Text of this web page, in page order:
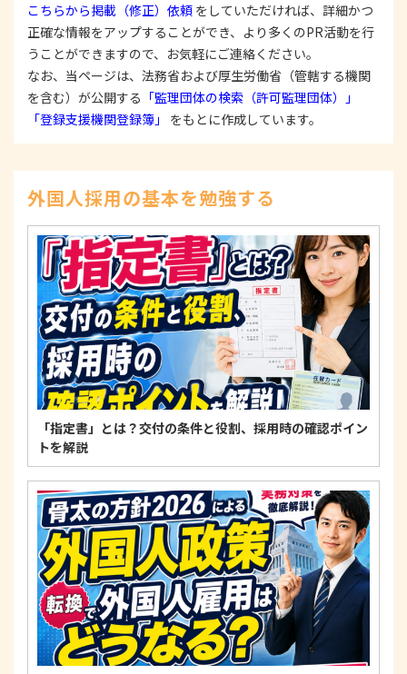
るため、情報セキュリティ対策を始めとする安全措
置を構築し、個人情報への不正アクセス、個人情報
の漏洩、滅失または毀損等の的確な防止とセキュリ
ティの是正に努めます。
3. 苦情および相談等に対する適正な対応について
本人からの苦情および相談があった場合には、適切
示、訂正、削除、または利用もしくは提供の停止等
を求められたときは、適法かつ遅滞なく応じます。
4. 法令・指針・規範の遵守について
適正な個人情報保護の実現のため、個人情報の取扱
いに関する法令、国が定める指針およびその他の規
範を遵守します。
個人情報に関するお問い合わせ窓口
〒125-0061東京都葛飾区亀有3-21-11 藍ビル202
TEL：0120-550-580
株式会社 アルフォース･ワン 個人情報保護担当
こちらから掲載（修正）依頼 をしていただければ、詳細かつ
正確な情報をアップすることができ、より多くのPR活動を行
うことができますので、お気軽にご連絡ください。
なお、当ページは、法務省および厚生労働省（管轄する機関
を含む）が公開する 「監理団体の検索（許可監理団体）」
「登録支援機関登録簿」
をもとに作成しています。
外国人採用の基本を勉強する
「指定書」とは？交付の条件と役割、採用時の確認ポイン
トを解説